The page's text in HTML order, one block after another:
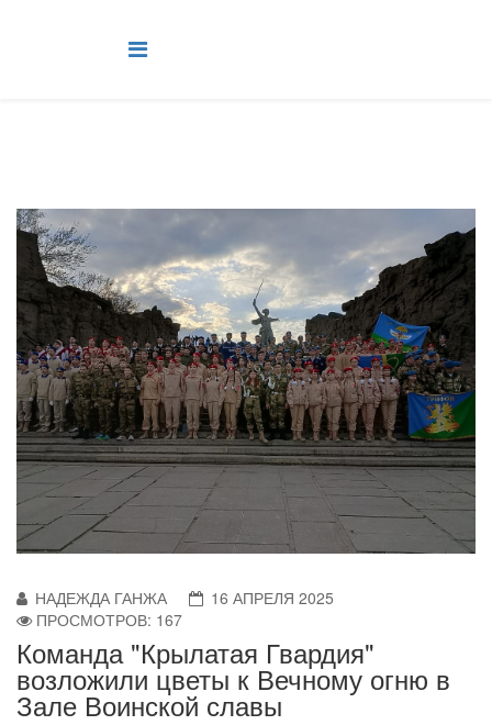
НАДЕЖДА ГАНЖА
16 АПРЕЛЯ 2025
ПРОСМОТРОВ: 167
Команда "Крылатая Гвардия"
возложили цветы к Вечному огню в
Зале Воинской славы